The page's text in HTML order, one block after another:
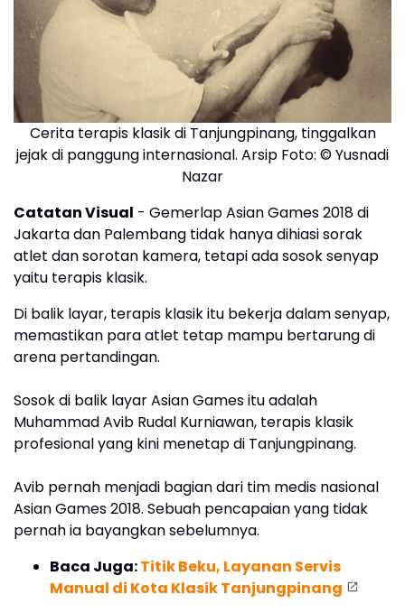
Cerita terapis klasik di Tanjungpinang, tinggalkan
jejak di panggung internasional. Arsip Foto: © Yusnadi
Nazar
Catatan Visual - Gemerlap Asian Games 2018 di
Jakarta dan Palembang tidak hanya dihiasi sorak
atlet dan sorotan kamera, tetapi ada sosok senyap
yaitu terapis klasik.
Di balik layar, terapis klasik itu bekerja dalam senyap,
memastikan para atlet tetap mampu bertarung di
arena pertandingan.
Sosok di balik layar Asian Games itu adalah
Muhammad Avib Rudal Kurniawan, terapis klasik
profesional yang kini menetap di Tanjungpinang.
Avib pernah menjadi bagian dari tim medis nasional
Asian Games 2018. Sebuah pencapaian yang tidak
pernah ia bayangkan sebelumnya.
Baca Juga:Titik Beku, Layanan Servis
Manual di Kota Klasik Tanjungpinang